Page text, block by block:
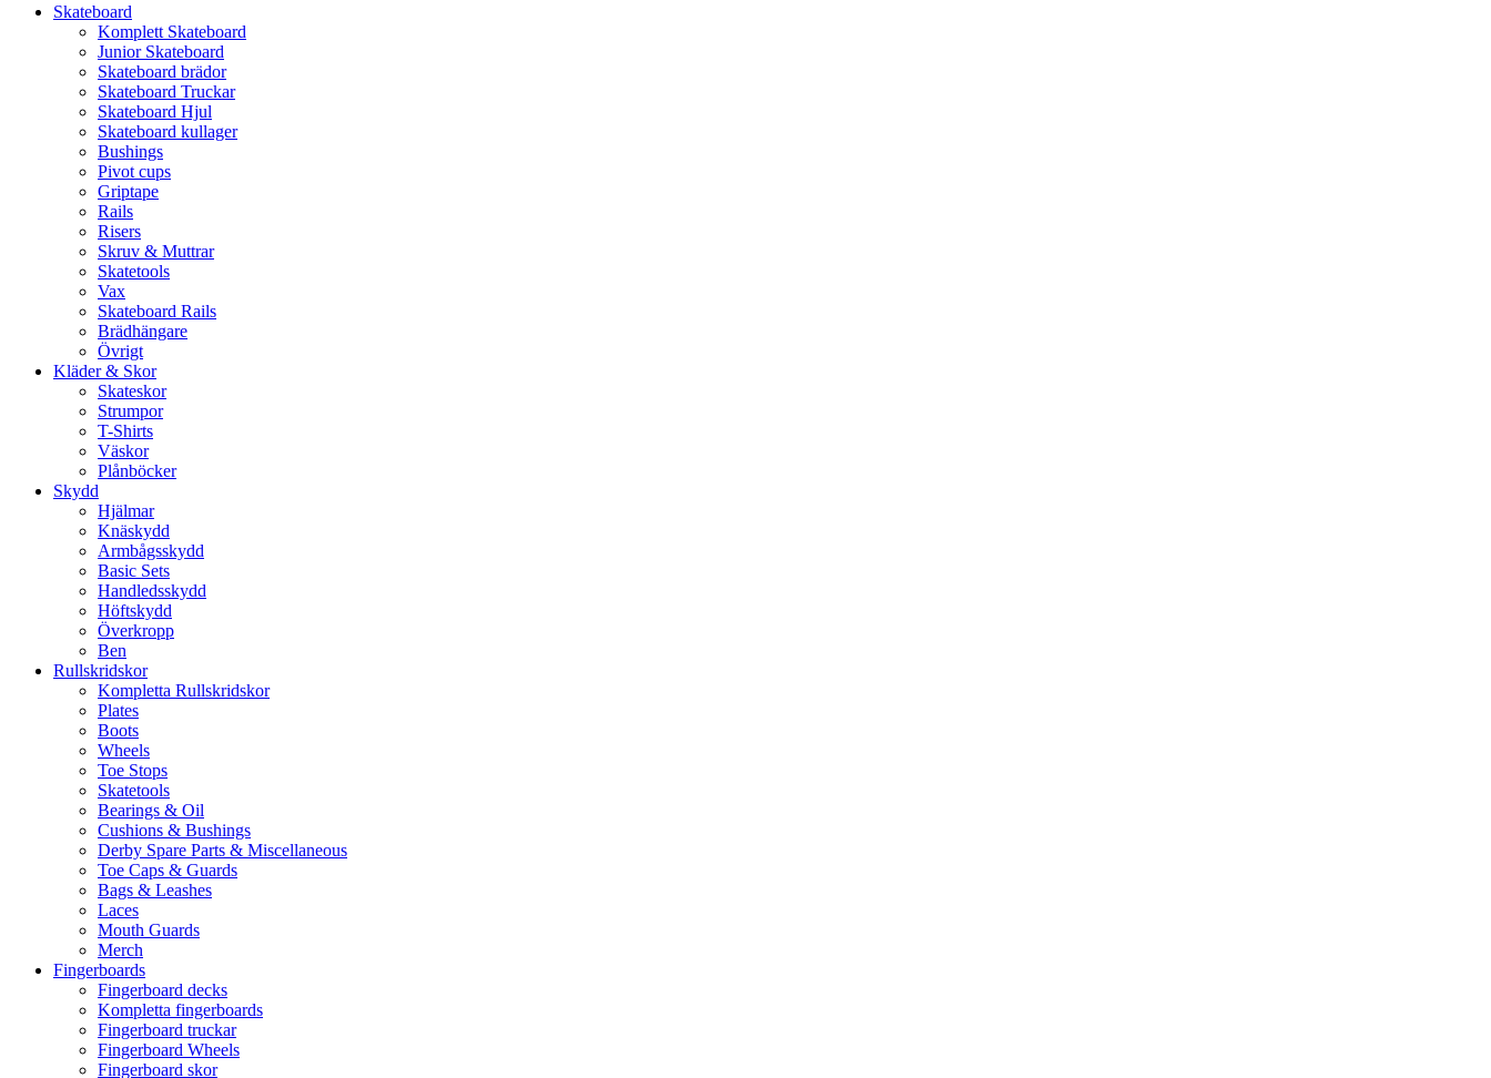
Skateboard
Komplett Skateboard
Junior Skateboard
Skateboard brädor
Skateboard Truckar
Skateboard Hjul
Skateboard kullager
Bushings
Pivot cups
Griptape
Rails
Risers
Skruv & Muttrar
Skatetools
Vax
Skateboard Rails
Brädhängare
Övrigt
Kläder & Skor
Skateskor
Strumpor
T-Shirts
Väskor
Plånböcker
Skydd
Hjälmar
Knäskydd
Armbågsskydd
Basic Sets
Handledsskydd
Höftskydd
Överkropp
Ben
Rullskridskor
Kompletta Rullskridskor
Plates
Boots
Wheels
Toe Stops
Skatetools
Bearings & Oil
Cushions & Bushings
Derby Spare Parts & Miscellaneous
Toe Caps & Guards
Bags & Leashes
Laces
Mouth Guards
Merch
Fingerboards
Fingerboard decks
Kompletta fingerboards
Fingerboard truckar
Fingerboard Wheels
Fingerboard skor